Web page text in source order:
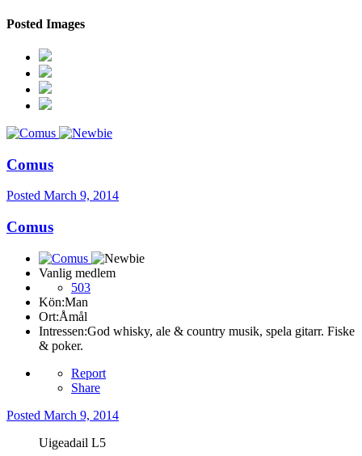
Posted Images
Comus
Posted March 9, 2014
Comus
Vanlig medlem
503
Kön:Man
Ort:Åmål
Intressen:God whisky, ale & country musik, spela gitarr. Fiske
& poker.
Report
Share
Posted March 9, 2014
Uigeadail L5